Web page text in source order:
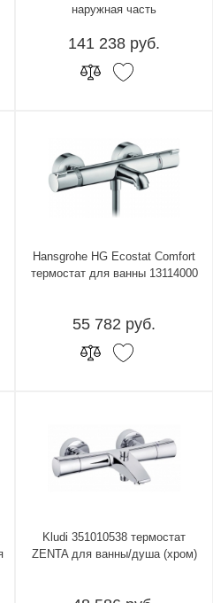
наружная часть
141 238 руб.
Hansgrohe HG Ecostat Comfort
термостат для ванны 13114000
55 782 руб.
Kludi 351010538 термостат
ZENTA для ванны/душа (хром)